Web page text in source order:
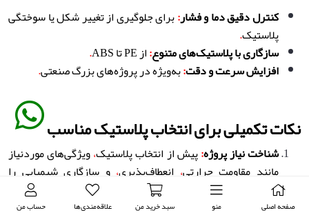
صفحه اصلی منو سبد خرید من علاقه‌مندی‌ها حساب من
کنترل دقیق دما و فشار:برای جلوگیری از تغییر شکل یا سوختگی
پلاستیک.
سازگاری با پلاستیک‌های متنوع:از PE تا ABS
.
افزایش سرعت و دقت:به‌ویژه در پروژه‌های بزرگ صنعتی.
نکات تکمیلی برای انتخاب پلاستیک مناسب
شناخت نیاز پروژه:پیش از انتخاب پلاستیک،ویژگی‌های موردنیاز
مانند مقاومت حرارتی، انعطاف‌پذیری، و سازگاری شیمیایی را
مشخص کنید .
تست اولیه
پیش از اجرای پروژه،نمونه‌ای از پلاستیک و فرآیند